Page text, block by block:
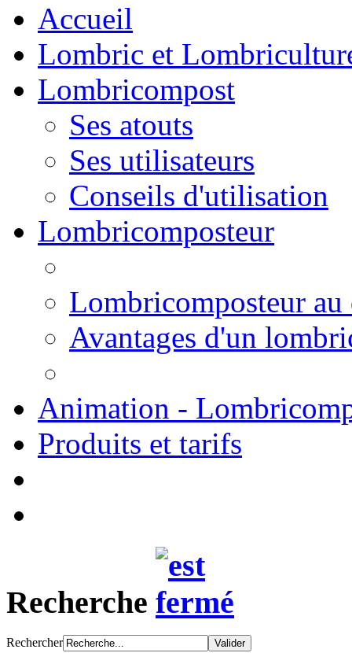
Accueil
Lombric et
Lombricompost
Ses atouts
Ses utilisateurs
Conseils d'utilisation
Lombricomposteur
Lombricomposteur
Avantages d'un
Animation -
Produits et tarifs
Recherche
Rechercher